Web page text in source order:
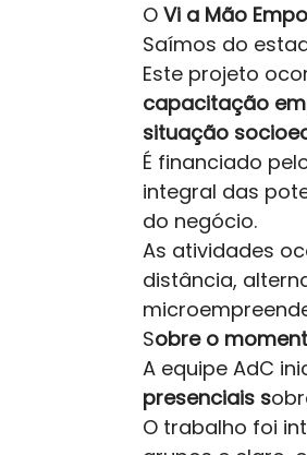
O Vi a Mão
Saímos do
Este projeto
capacitação
situação
É financiado
integral das
do negócio.
As atividades
distância,
Sobre o
A equipe AdC
presenciais s
O trabalho foi